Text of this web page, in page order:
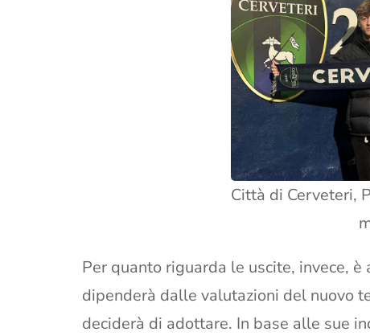
Città di Cerveteri,
Per quanto riguarda le uscite, invece,
dipenderà dalle valutazioni del nuovo
deciderà di adottare. In base alle sue